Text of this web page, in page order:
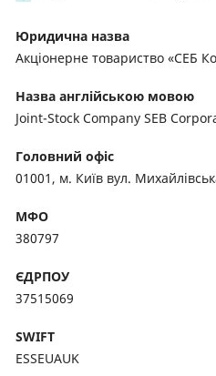
Юридична назва
Акціонерне товариство «СЕБ
Назва англійською мовою
Joint-Stock Company SEB
Головний офіс
01001, м. Київ вул.
МФО
380797
ЄДРПОУ
37515069
SWIFT
ESSEUAUK